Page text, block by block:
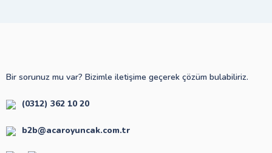
Bir sorunuz mu var? Bizimle iletişime geçerek çözüm bulabiliriz.
(0312) 362 10 20
b2b@acaroyuncak.com.tr